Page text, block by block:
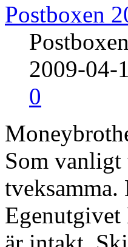
Postboxen
Postboxen
2009-04-
0
Som
tveksamma.
Egenutgivet